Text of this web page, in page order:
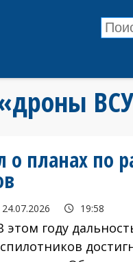
о планах по
24.07.2026 19:58
этом году